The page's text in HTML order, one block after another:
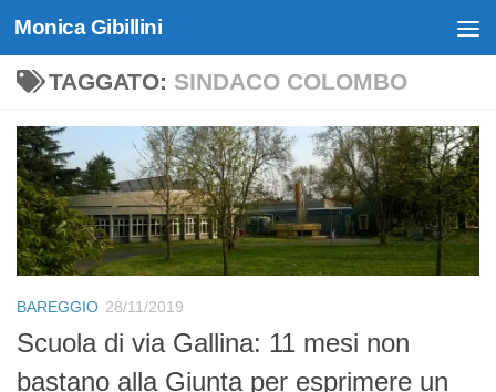
Skip to content
Monica Gibillini
TAGGATO: SINDACO COLOMBO
BAREGGIO 28/11/2019
Scuola di via Gallina: 11 mesi non
bastano alla Giunta per esprimere un